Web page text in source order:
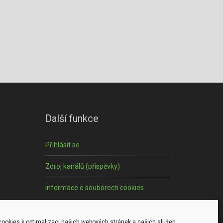
Další funkce
Přihlásit se
Zdroj kanálů (příspěvky)
Informace o souborech cookies